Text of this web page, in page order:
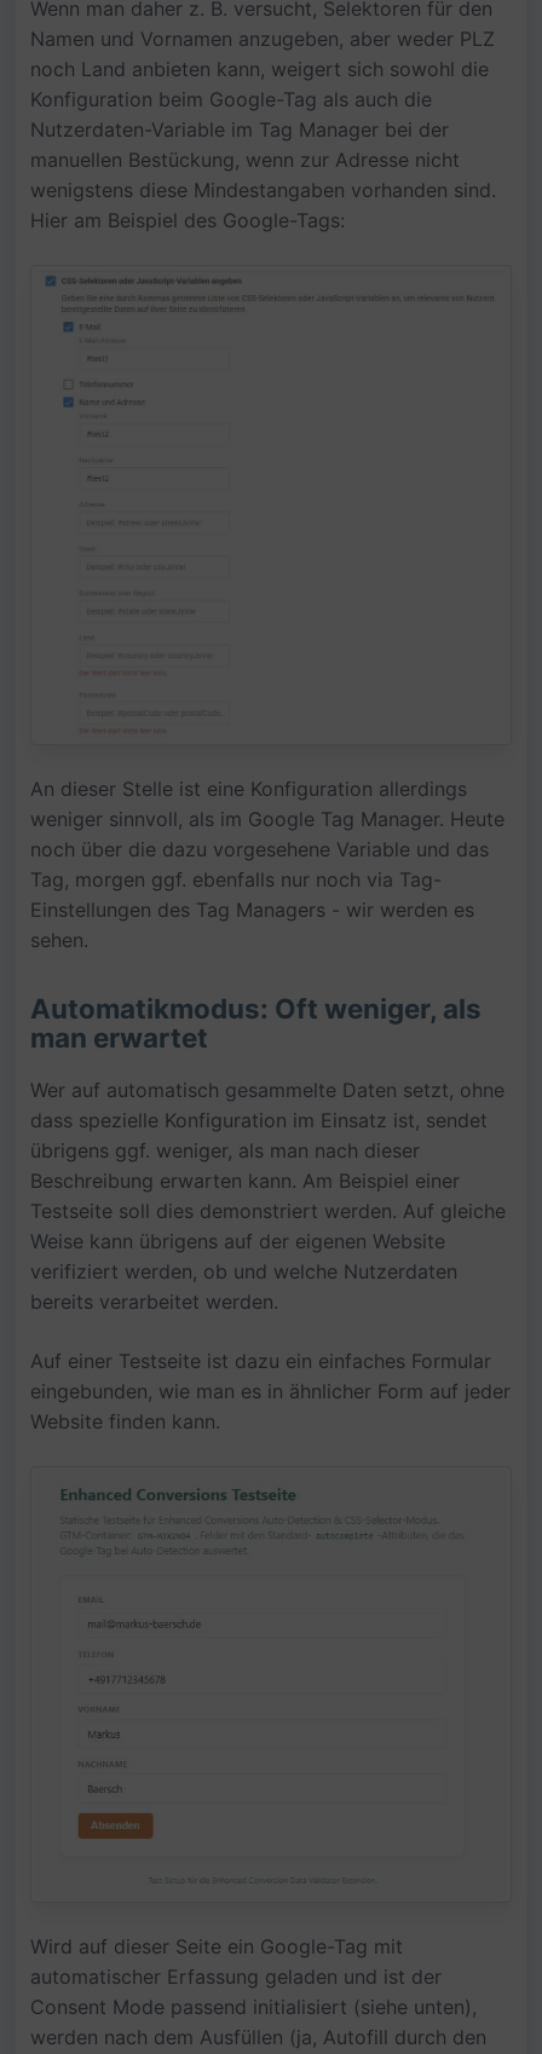
Wenn man daher z. B. versucht, Selektoren für den
Namen und Vornamen anzugeben, aber weder PLZ
noch Land anbieten kann, weigert sich sowohl die
Konfiguration beim Google-Tag als auch die
Nutzerdaten-Variable im Tag Manager bei der
manuellen Bestückung, wenn zur Adresse nicht
wenigstens diese Mindestangaben vorhanden sind.
Hier am Beispiel des Google-Tags:
An dieser Stelle ist eine Konfiguration allerdings
weniger sinnvoll, als im Google Tag Manager. Heute
noch über die dazu vorgesehene Variable und das
Tag, morgen ggf. ebenfalls nur noch via Tag-
Einstellungen des Tag Managers - wir werden es
sehen.
Automatikmodus: Oft weniger, als
man erwartet
Wer auf automatisch gesammelte Daten setzt, ohne
dass spezielle Konfiguration im Einsatz ist, sendet
übrigens ggf. weniger, als man nach dieser
Beschreibung erwarten kann. Am Beispiel einer
Testseite soll dies demonstriert werden. Auf gleiche
Weise kann übrigens auf der eigenen Website
verifiziert werden, ob und welche Nutzerdaten
bereits verarbeitet werden.
Auf einer Testseite ist dazu ein einfaches Formular
eingebunden, wie man es in ähnlicher Form auf jeder
Website finden kann.
Wird auf dieser Seite ein Google-Tag mit
automatischer Erfassung geladen und ist der
Consent Mode passend initialisiert (siehe unten),
werden nach dem Ausfüllen (ja, Autofill durch den